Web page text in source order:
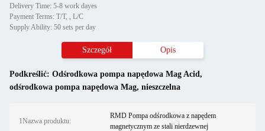
Delivery Time: 5-8 work dayes
Payment Terms: T/T, , L/C
Supply Ability: 50 sets per day
Szczegół Opis
Podkreślić: Odśrodkowa pompa napędowa Mag Acid,
odśrodkowa pompa napędowa Mag, nieszczelna
1Nazwa produktu:
RMD Pompa odśrodkowa z napędem
magnetycznym ze stali nierdzewnej